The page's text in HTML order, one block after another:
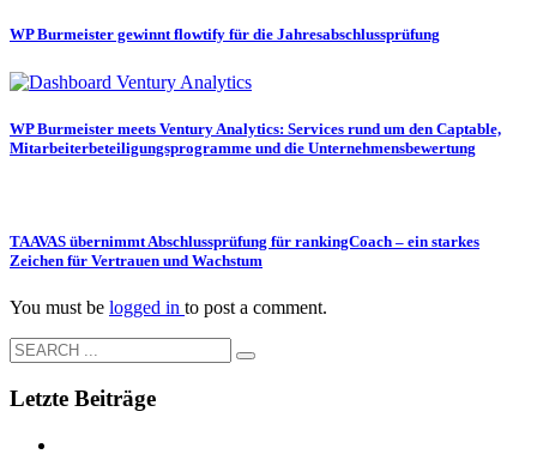
WP Burmeister gewinnt flowtify für die Jahresabschlussprüfung
WP Burmeister meets Ventury Analytics: Services rund um den Captable,
Mitarbeiterbeteiligungsprogramme und die Unternehmensbewertung
TAAVAS übernimmt Abschlussprüfung für rankingCoach – ein starkes
Zeichen für Vertrauen und Wachstum
You must be logged in to post a comment.
Letzte Beiträge